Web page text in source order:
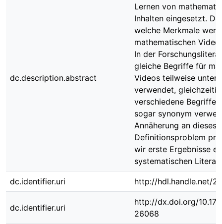
dc.description.abstract
Lernen von
Inhalten eingesetzt.
welche Merkmale
mathematischen
In der
gleiche Begriffe für
Videos teilweise
verwendet,
verschiedene Begriffe
sogar synonym
Annäherung an dieses
Definitionsproblem
wir erste Ergebnisse
systematischen
dc.identifier.uri http://hdl.handle.net/
dc.identifier.uri
http://dx.doi.org/
26068